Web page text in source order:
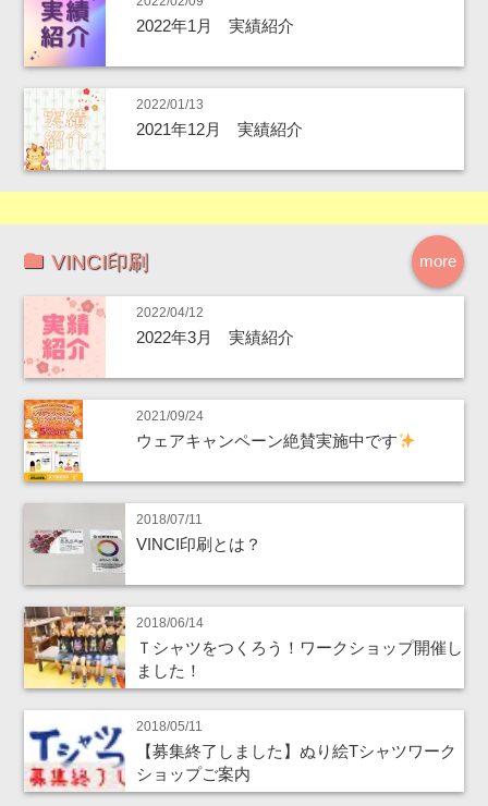
2022年1月 実績紹介
2022/01/13
2021年12月 実績紹介
more
VINCI印刷
2022/04/12
2022年3月 実績紹介
2021/09/24
ウェアキャンペーン絶賛実施中です
2018/07/11
VINCI印刷とは？
2018/06/14
Ｔシャツをつくろう！ワークショップ開催し
ました！
2018/05/11
【募集終了しました】ぬり絵Tシャツワーク
ショップご案内